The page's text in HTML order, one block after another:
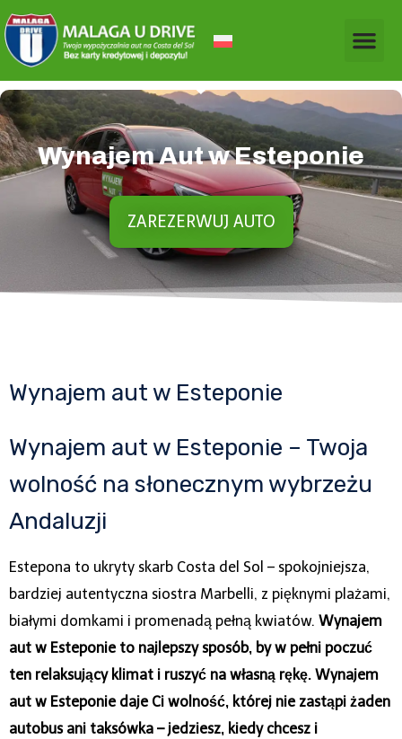
Wynajem Aut w Esteponie
ZAREZERWUJ AUTO
Wynajem aut w Esteponie
Wynajem aut w Esteponie – Twoja
wolność na słonecznym wybrzeżu
Andaluzji
Estepona to ukryty skarb Costa del Sol – spokojniejsza,
bardziej autentyczna siostra Marbelli, z pięknymi plażami,
białymi domkami i promenadą pełną kwiatów. Wynajem
aut w Esteponie to najlepszy sposób, by w pełni poczuć
ten relaksujący klimat i ruszyć na własną rękę. Wynajem
aut w Esteponie daje Ci wolność, której nie zastąpi żaden
autobus ani taksówka – jedziesz, kiedy chcesz i